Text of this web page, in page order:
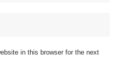
in this browser for the next